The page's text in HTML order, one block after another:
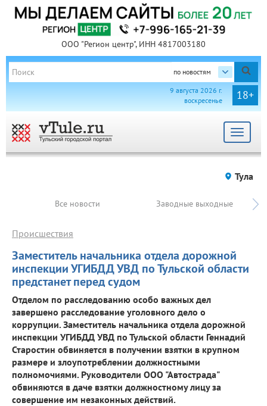
ООО "Регион центр", ИНН 4817003180
по новостям
18+
9 августа 2026 г.
воскресенье
Toggle
Тула
Все новости Заводные выходные
Заместитель начальника отдела дорожной
инспекции УГИБДД УВД по Тульской области
предстанет перед судом
Происшествия
Отделом по расследованию особо важных дел
завершено расследование уголовного дело о
коррупции. Заместитель начальника отдела дорожной
инспекции УГИБДД УВД по Тульской области Геннадий
Старостин обвиняется в получении взятки в крупном
размере и злоупотреблении должностными
полномочиями. Руководители ООО "Автострада"
обвиняются в даче взятки должностному лицу за
совершение им незаконных действий.